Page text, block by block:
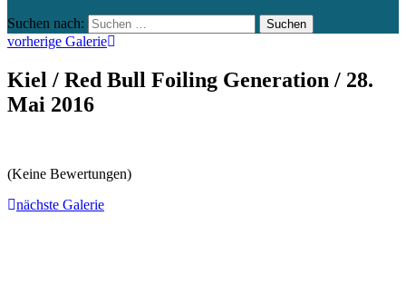
Suchen nach:
vorherige Galerie
Kiel / Red Bull Foiling Generation / 28.
Mai 2016
(Keine Bewertungen)
nächste Galerie